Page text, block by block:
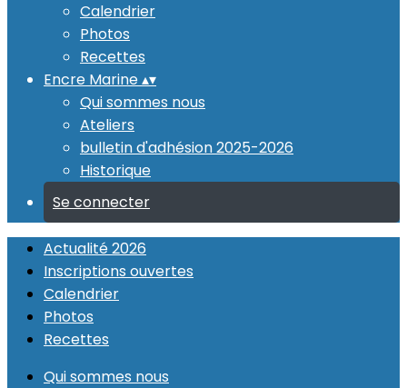
Calendrier
Photos
Recettes
Encre Marine▴▾
Qui sommes nous
Ateliers
bulletin d'adhésion 2025-2026
Historique
Se connecter
Actualité 2026
Inscriptions ouvertes
Calendrier
Photos
Recettes
Qui sommes nous